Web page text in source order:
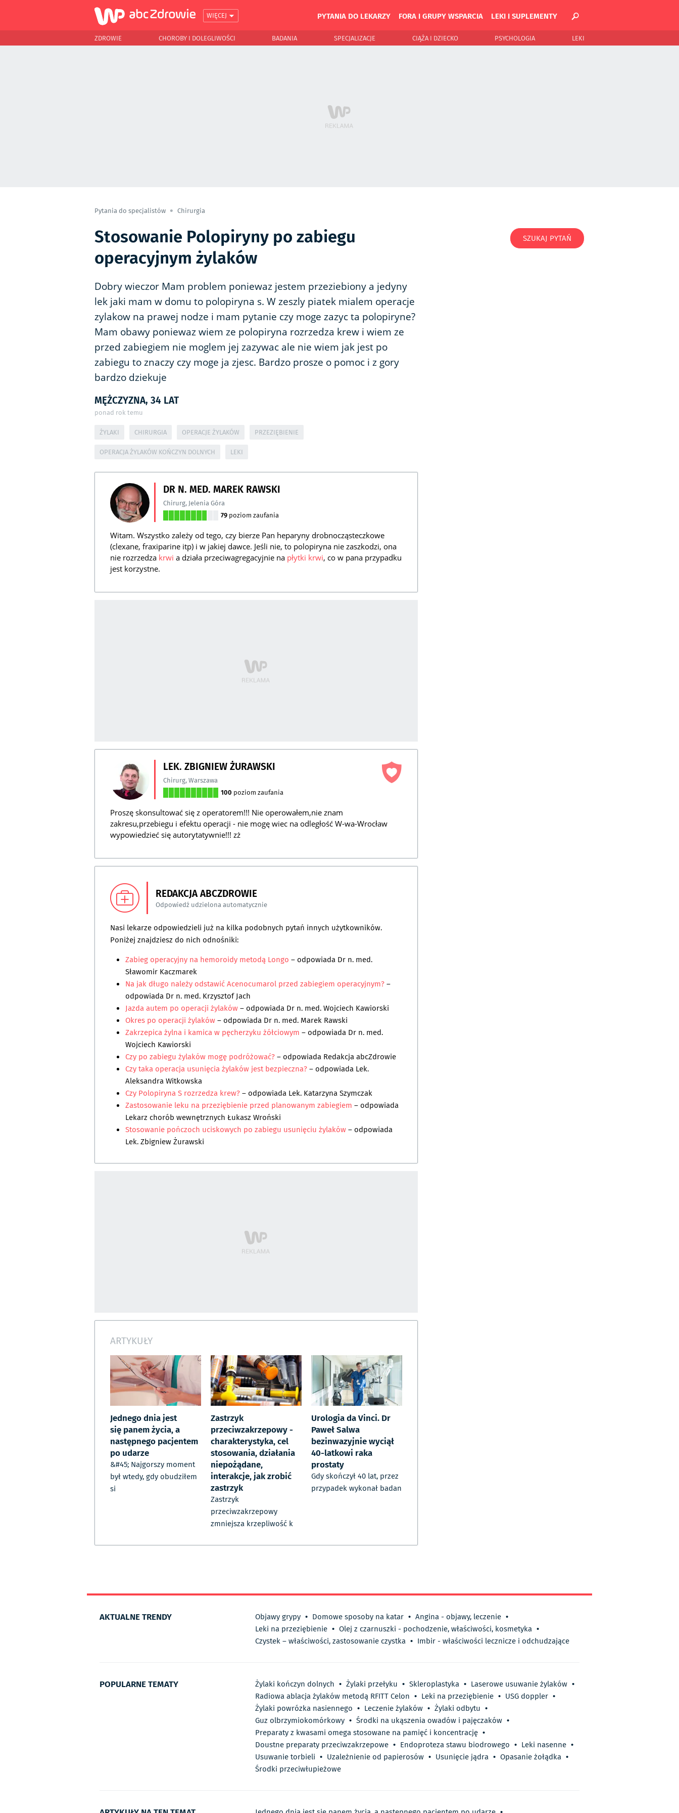
WIĘCEJ PYTANIA DO LEKARZY FORA I GRUPY WSPARCIA LEKI I SUPLEMENTY
ZDROWIE CHOROBY I DOLEGLIWOŚCI BADANIA SPECJALIZACJE CIĄŻA I DZIECKO PSYCHOLOGIA LEKI
Pytania do specjalistów Chirurgia
Stosowanie Polopiryny po zabiegu
operacyjnym żylaków
Dobry wieczor Mam problem poniewaz jestem przeziebiony a jedyny
lek jaki mam w domu to polopiryna s. W zeszly piatek mialem operacje
zylakow na prawej nodze i mam pytanie czy moge zazyc ta polopiryne?
Mam obawy poniewaz wiem ze polopiryna rozrzedza krew i wiem ze
przed zabiegiem nie moglem jej zazywac ale nie wiem jak jest po
zabiegu to znaczy czy moge ja zjesc. Bardzo prosze o pomoc i z gory
bardzo dziekuje
MĘŻCZYZNA, 34 LAT
ponad rok temu
ŻYLAKI CHIRURGIA OPERACJE ŻYLAKÓW PRZEZIĘBIENIE
OPERACJA ŻYLAKÓW KOŃCZYN DOLNYCH LEKI
DR N. MED. MAREK RAWSKI
Chirurg,Jelenia Góra
79 poziom zaufania
Witam. Wszystko zależy od tego, czy bierze Pan heparyny drobnocząsteczkowe
(clexane, fraxiparine itp) i w jakiej dawce. Jeśli nie, to polopiryna nie zaszkodzi, ona
nie rozrzedza krwi a działa przeciwagregacyjnie na płytki krwi, co w pana przypadku
jest korzystne.
LEK. ZBIGNIEW ŻURAWSKI
Chirurg,Warszawa
100 poziom zaufania
Proszę skonsultować się z operatorem!!! Nie operowałem,nie znam
zakresu,przebiegu i efektu operacji - nie mogę wiec na odległość W-wa-Wrocław
wypowiedzieć się autorytatywnie!!! zż
REDAKCJA ABCZDROWIE
Odpowiedź udzielona automatycznie
Nasi lekarze odpowiedzieli już na kilka podobnych pytań innych użytkowników.
Poniżej znajdziesz do nich odnośniki:
Zabieg operacyjny na hemoroidy metodą Longo – odpowiada Dr n. med.
Sławomir Kaczmarek
Na jak długo należy odstawić Acenocumarol przed zabiegiem operacyjnym?–
odpowiada Dr n. med. Krzysztof Jach
Jazda autem po operacji żylaków– odpowiada Dr n. med. Wojciech Kawiorski
Okres po operacji żylaków– odpowiada Dr n. med. Marek Rawski
Zakrzepica żylna i kamica w pęcherzyku żółciowym – odpowiada Dr n. med.
Wojciech Kawiorski
Czy po zabiegu żylaków mogę podróżować?– odpowiada Redakcja abcZdrowie
Czy taka operacja usunięcia żylaków jest bezpieczna?– odpowiada Lek.
Aleksandra Witkowska
Czy Polopiryna S rozrzedza krew?– odpowiada Lek. Katarzyna Szymczak
Zastosowanie leku na przeziębienie przed planowanym zabiegiem – odpowiada
Lekarz chorób wewnętrznych Łukasz Wroński
Stosowanie pończoch uciskowych po zabiegu usunięciu żylaków– odpowiada
Lek. Zbigniew Żurawski
ARTYKUŁY
Jednego dnia jest
się panem życia, a
następnego pacjentem
po udarze
&#45; Najgorszy moment
był wtedy, gdy obudziłem
si
Zastrzyk
przeciwzakrzepowy -
charakterystyka, cel
stosowania, działania
niepożądane,
interakcje, jak zrobić
zastrzyk
Zastrzyk
przeciwzakrzepowy
zmniejsza krzepliwość k
Urologia da Vinci. Dr
Paweł Salwa
bezinwazyjnie wyciął
40-latkowi raka
prostaty
Gdy skończył 40 lat, przez
przypadek wykonał badan
SZUKAJ PYTAŃ
AKTUALNE TRENDY Objawy grypy • Domowe sposoby na katar • Angina - objawy, leczenie •
Leki na przeziębienie • Olej z czarnuszki - pochodzenie, właściwości, kosmetyka •
Czystek – właściwości, zastosowanie czystka • Imbir - właściwości lecznicze i odchudzające
POPULARNE TEMATY Żylaki kończyn dolnych • Żylaki przełyku • Skleroplastyka • Laserowe usuwanie żylaków •
Radiowa ablacja żylaków metodą RFITT Celon • Leki na przeziębienie • USG doppler •
Żylaki powrózka nasiennego • Leczenie żylaków • Żylaki odbytu •
Guz olbrzymiokomórkowy • Środki na ukąszenia owadów i pajęczaków •
Preparaty z kwasami omega stosowane na pamięć i koncentrację •
Doustne preparaty przeciwzakrzepowe • Endoproteza stawu biodrowego • Leki nasenne •
Usuwanie torbieli • Uzależnienie od papierosów • Usunięcie jądra • Opasanie żołądka •
Środki przeciwłupieżowe